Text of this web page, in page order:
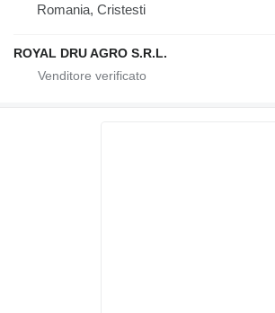
Romania, Cristesti
ROYAL DRU AGRO S.R.L.